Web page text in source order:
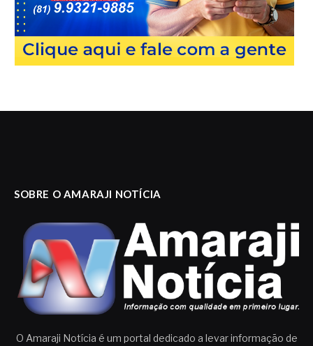
SOBRE O AMARAJI NOTÍCIA
O Amaraji Notícia é um portal dedicado a levar informação de